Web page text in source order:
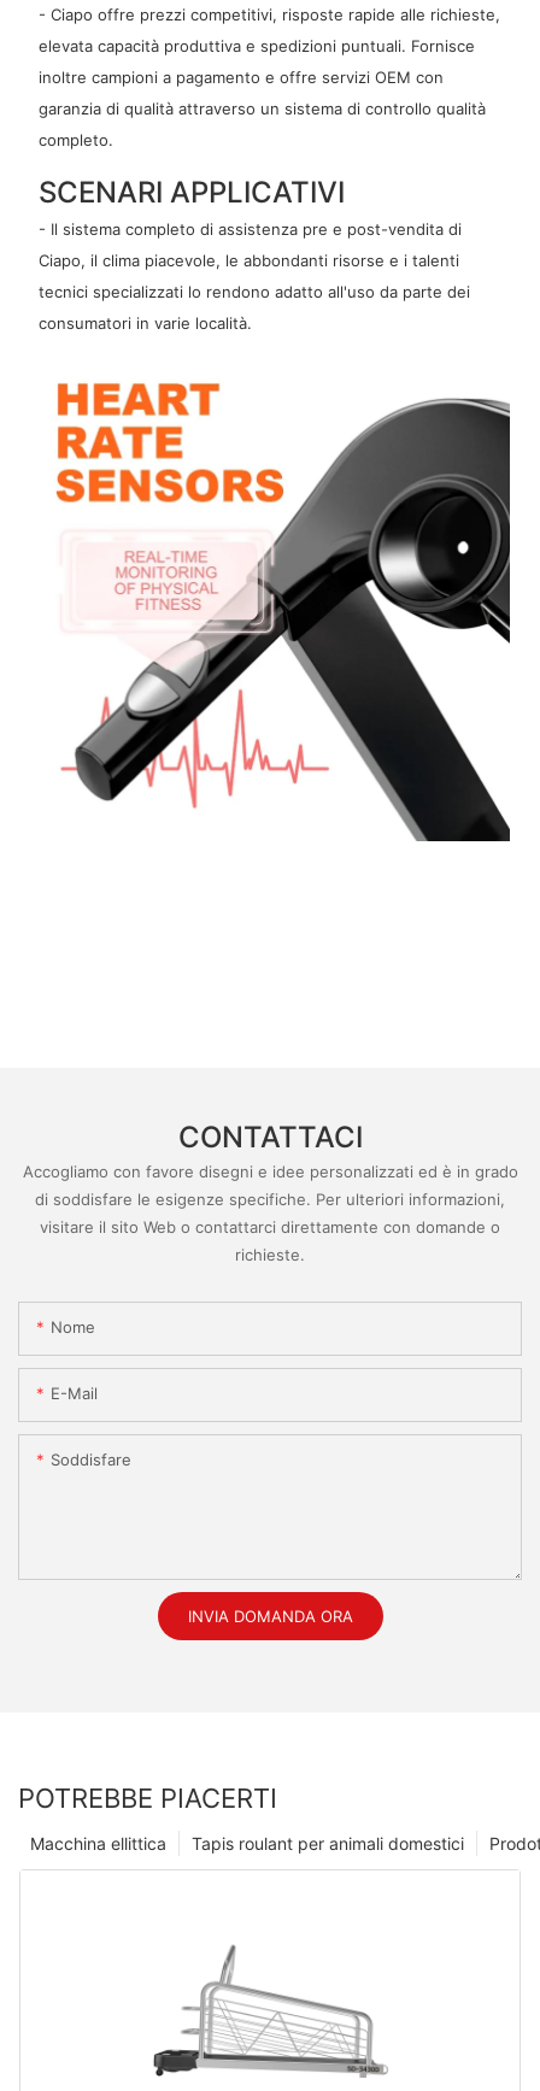
- Ciapo offre prezzi competitivi, risposte rapide alle richieste,
elevata capacità produttiva e spedizioni puntuali. Fornisce
inoltre campioni a pagamento e offre servizi OEM con
garanzia di qualità attraverso un sistema di controllo qualità
completo.
SCENARI APPLICATIVI
- Il sistema completo di assistenza pre e post-vendita di
Ciapo, il clima piacevole, le abbondanti risorse e i talenti
tecnici specializzati lo rendono adatto all'uso da parte dei
consumatori in varie località.
CONTATTACI
Accogliamo con favore disegni e idee personalizzati ed è in grado
di soddisfare le esigenze specifiche. Per ulteriori informazioni,
visitare il sito Web o contattarci direttamente con domande o
richieste.
Nome
E-Mail
Soddisfare
INVIA DOMANDA ORA
POTREBBE PIACERTI
Tapis roulant per animali domestici
Macchina ellittica